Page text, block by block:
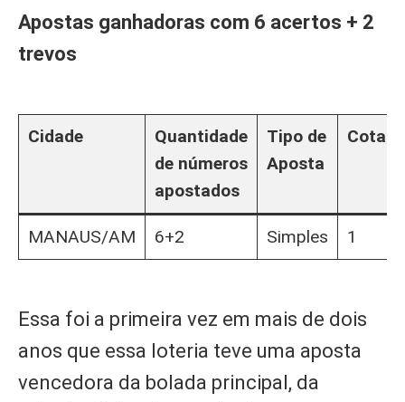
Apostas ganhadoras com 6 acertos + 2
trevos
Cidade
Quantidade
de números
apostados
Tipo de
Aposta
Cotas
MANAUS/AM 6+2 Simples 1
Essa foi a primeira vez em mais de dois
anos que essa loteria teve uma aposta
vencedora da bolada principal, da